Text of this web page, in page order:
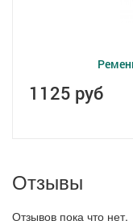
1125 руб
Отзывы
Отзывов пока что нет.